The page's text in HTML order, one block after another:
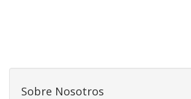
Sobre Nosotros